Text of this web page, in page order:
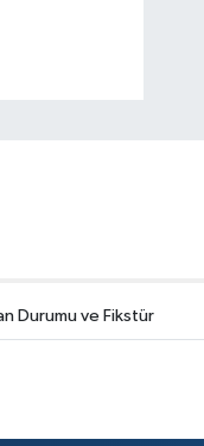
Durumu ve Fikstür